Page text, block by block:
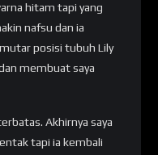
hitam tapi yang
nafsu dan ia
posisi tubuh Lily
membuat saya
Akhirnya saya
tapi ia kembali